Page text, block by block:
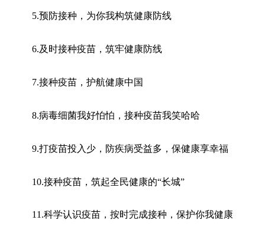
5.预防接种，为你我构筑健康防线
6.及时接种疫苗，筑牢健康防线
7.接种疫苗，护航健康中国
8.病毒细菌我好怕怕，接种疫苗我笑哈哈
9.打疫苗投入少，防疾病受益多，保健康享幸福
10.接种疫苗，筑起全民健康的“长城”
11.科学认识疫苗，按时完成接种，保护你我健康